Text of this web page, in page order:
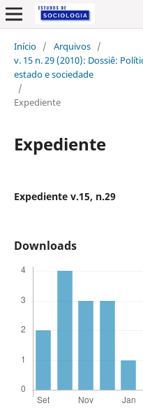
Início / Arquivos /
v. 15 n. 29 (2010): Dossiê:
estado e sociedade
/
Expediente
Expediente
Expediente v.15, n.29
Downloads